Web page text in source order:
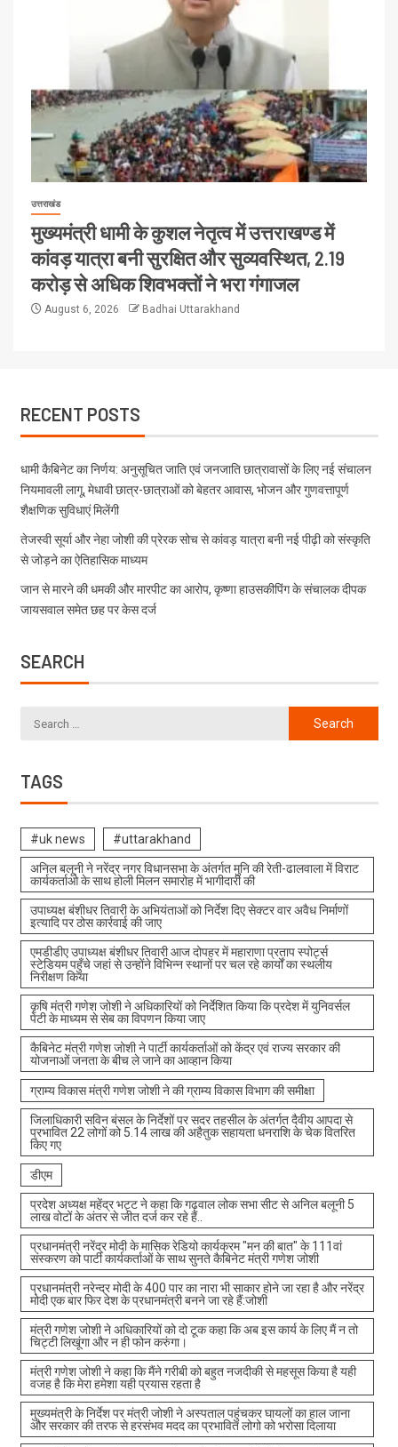
उत्तराखंड
मुख्यमंत्री धामी के कुशल नेतृत्व में उत्तराखण्ड में
कांवड़ यात्रा बनी सुरक्षित और सुव्यवस्थित, 2.19
करोड़ से अधिक शिवभक्तों ने भरा गंगाजल
August 6, 2026 Badhai Uttarakhand
RECENT POSTS
धामी कैबिनेट का निर्णय: अनुसूचित जाति एवं जनजाति छात्रावासों के लिए नई संचालन
नियमावली लागू, मेधावी छात्र-छात्राओं को बेहतर आवास, भोजन और गुणवत्तापूर्ण
शैक्षणिक सुविधाएं मिलेंगी
तेजस्वी सूर्या और नेहा जोशी की प्रेरक सोच से कांवड़ यात्रा बनी नई पीढ़ी को संस्कृति
से जोड़ने का ऐतिहासिक माध्यम
जान से मारने की धमकी और मारपीट का आरोप, कृष्णा हाउसकीपिंग के संचालक दीपक
जायसवाल समेत छह पर केस दर्ज
SEARCH
TAGS
#uk news #uttarakhand
अनिल बलूनी ने नरेंद्र नगर विधानसभा के अंतर्गत मुनि की रेती-ढालवाला में विराट
कार्यकर्ताओ के साथ होली मिलन समारोह में भागीदारी की
उपाध्यक्ष बंशीधर तिवारी के अभियंताओं को निर्देश दिए सेक्टर वार अवैध निर्माणों
इत्यादि पर ठोस कार्रवाई की जाए
एमडीडीए उपाध्यक्ष बंशीधर तिवारी आज दोपहर में महाराणा प्रताप स्पोर्ट्स
स्टेडियम पहुँचे जहां से उन्होंने विभिन्न स्थानों पर चल रहे कार्यों का स्थलीय
निरीक्षण किया
कृषि मंत्री गणेश जोशी ने अधिकारियों को निर्देशित किया कि प्रदेश में युनिवर्सल
पेटी के माध्यम से सेब का विपणन किया जाए
कैबिनेट मंत्री गणेश जोशी ने पार्टी कार्यकर्ताओं को केंद्र एवं राज्य सरकार की
योजनाओं जनता के बीच ले जाने का आव्हान किया
ग्राम्य विकास मंत्री गणेश जोशी ने की ग्राम्य विकास विभाग की समीक्षा
जिलाधिकारी सविन बंसल के निर्देशों पर सदर तहसील के अंतर्गत दैवीय आपदा से
प्रभावित 22 लोगों को 5.14 लाख की अहैतुक सहायता धनराशि के चेक वितरित
किए गए
डीएम
प्रदेश अध्यक्ष महेंद्र भट्ट ने कहा कि गढ़वाल लोक सभा सीट से अनिल बलूनी 5
लाख वोटों के अंतर से जीत दर्ज कर रहे हैं..
प्रधानमंत्री नरेंद्र मोदी के मासिक रेडियो कार्यक्रम "मन की बात" के 111वां
संस्करण को पार्टी कार्यकर्ताओं के साथ सुनते कैबिनेट मंत्री गणेश जोशी
प्रधानमंत्री नरेन्द्र मोदी के 400 पार का नारा भी साकार होने जा रहा है और नरेंद्र
मोदी एक बार फिर देश के प्रधानमंत्री बनने जा रहे हैं:जोशी
मंत्री गणेश जोशी ने अधिकारियों को दो टूक कहा कि अब इस कार्य के लिए मैं न तो
चिट्टी लिखूंगा और न ही फोन करुंगा।
मंत्री गणेश जोशी ने कहा कि मैंने गरीबी को बहुत नजदीकी से महसूस किया है यही
वजह है कि मेरा हमेशा यही प्रयास रहता है
मुख्यमंत्री के निर्देश पर मंत्री जोशी ने अस्पताल पहुंचकर घायलों का हाल जाना
और सरकार की तरफ से हरसंभव मदद का प्रभावित लोगो को भरोसा दिलाया